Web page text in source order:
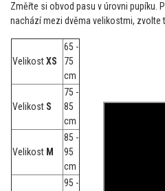
Změřte si obvod pasu v úrovni pupíku.
nachází mezi dvěma velikostmi, zvolte
VelikostXS
65 -
75
cm
Velikost S
75 -
85
cm
Velikost M
85 -
95
cm
95 -